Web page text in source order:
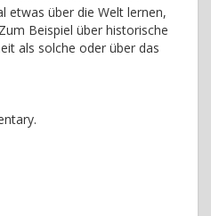
etwas über die Welt lernen,
Beispiel über historische
als solche oder über das